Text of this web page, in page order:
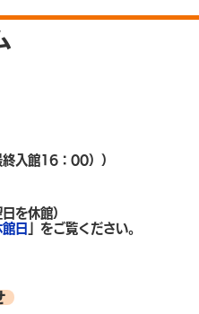
入館16：00））
を休館）
日
」をご覧ください。